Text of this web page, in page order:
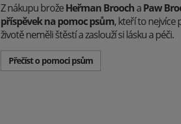
Z nákupu brožeHeřman BroochaPaw
příspěvek na pomoc psům, kteří to nejvíce
životě neměli štěstí a zaslouží si lásku a péči.
Přečíst o pomoci psům